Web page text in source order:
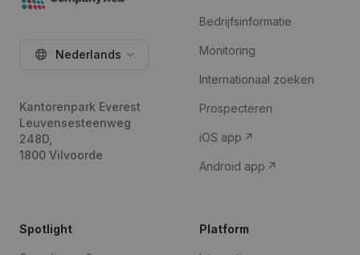
Nederlands
Kantorenpark Everest
Leuvensesteenweg
248D,
1800 Vilvoorde
Bedrijfsinformatie
Monitoring
Internationaal zoeken
Prospecteren
iOS app
Android app
Spotlight Platform